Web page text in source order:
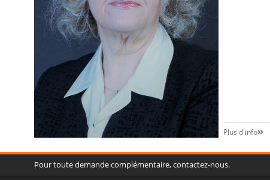
Plus d'info
Pour toute demande complémentaire, contactez-nous.